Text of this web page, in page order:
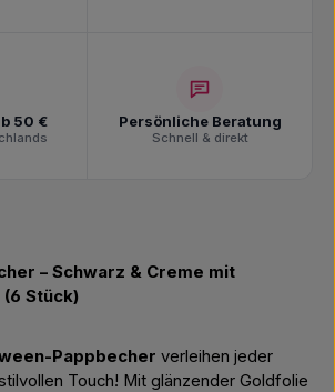
50 € Persönliche Beratung
Schnell & direkt
– Schwarz & Creme mit
Stück)
Pappbecher verleihen jeder
Touch! Mit glänzender Goldfolie